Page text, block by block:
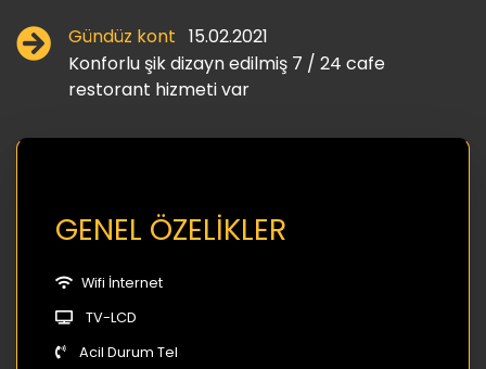
Gündüz kont 15.02.2021
Konforlu şik dizayn edilmiş 7 / 24 cafe
restorant hizmeti var
GENEL ÖZELİKLER
Wifi İnternet
TV-LCD
Acil Durum Tel